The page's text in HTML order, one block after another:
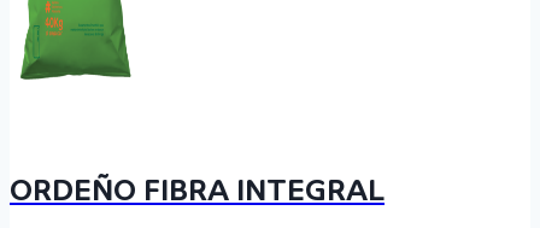
ORDEÑO FIBRA INTEGRAL